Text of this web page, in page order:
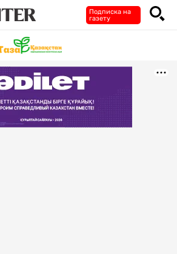
Подписка на
газету